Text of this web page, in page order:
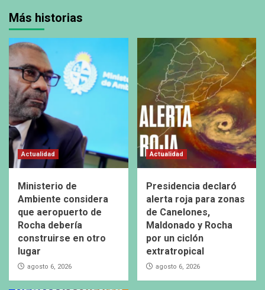
Más historias
Actualidad
Ministerio de
Ambiente considera
que aeropuerto de
Rocha debería
construirse en otro
lugar
agosto 6, 2026
Actualidad
Presidencia declaró
alerta roja para zonas
de Canelones,
Maldonado y Rocha
por un ciclón
extratropical
agosto 6, 2026